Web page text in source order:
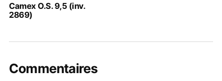
Camex O.S. 9,5 (inv.
2869)
Commentaires